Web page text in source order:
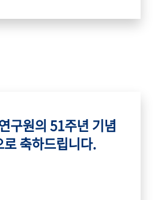
구원의 51주년 기념
축하드립니다.